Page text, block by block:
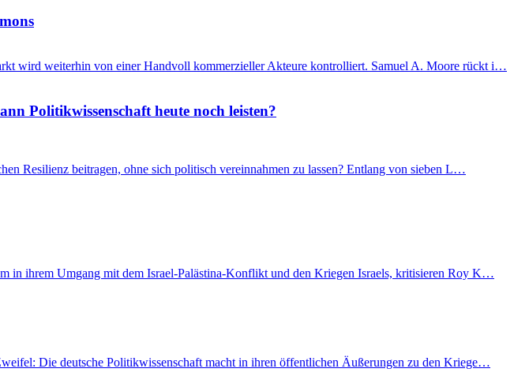
wird weiterhin von einer Handvoll kommerzieller Akteure kontrolliert. Samuel A. Moore rückt i…
Politikwissenschaft heute noch leisten?
Resilienz beitragen, ohne sich politisch vereinnahmen zu lassen? Entlang von sieben L…
in ihrem Umgang mit dem Israel-Palästina-Konflikt und den Kriegen Israels, kritisieren Roy K…
Die deutsche Politikwissenschaft macht in ihren öffentlichen Äußerungen zu den Kriege…